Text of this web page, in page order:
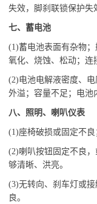
失效，脚刹联锁保护失
七、蓄电池
(1)蓄电池表面有杂物
氧化、烧蚀、松动；连
(2)电池电解液密度、
外溢；容量不足；电池
八、照明、喇叭仪表
(1)座椅破损或固定不良
(2)喇叭按钮固定不良
够清晰、洪亮。
(3)无转向、刹车灯或
良。